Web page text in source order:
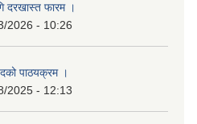
दरखास्त फारम ।
2026 - 10:26
पाठयक्रम ।
2025 - 12:13